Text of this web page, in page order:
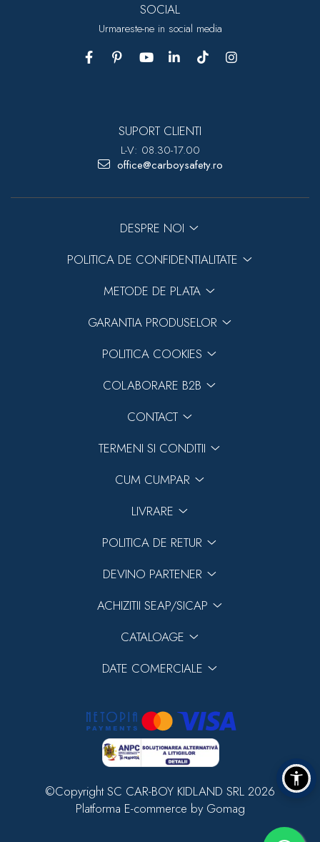
SOCIAL
Urmareste-ne in social media
SUPORT CLIENTI
L-V: 08.30-17.00
office@carboysafety.ro
DESPRE NOI
POLITICA DE CONFIDENTIALITATE
METODE DE PLATA
GARANTIA PRODUSELOR
POLITICA COOKIES
COLABORARE B2B
CONTACT
TERMENI SI CONDITII
CUM CUMPAR
LIVRARE
POLITICA DE RETUR
DEVINO PARTENER
ACHIZITII SEAP/SICAP
CATALOAGE
DATE COMERCIALE
©Copyright SC CAR-BOY KIDLAND SRL 2026
Platforma E-commerce by Gomag